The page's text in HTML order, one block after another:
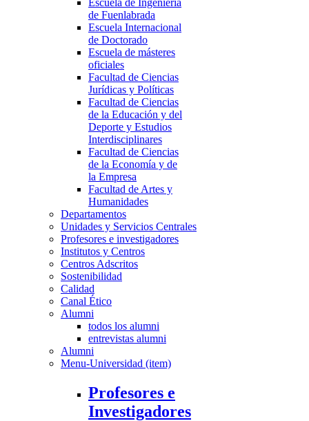
Escuela de Ingeniería
de Fuenlabrada
Escuela Internacional
de Doctorado
Escuela de másteres
oficiales
Facultad de Ciencias
Jurídicas y Políticas
Facultad de Ciencias
de la Educación y del
Deporte y Estudios
Interdisciplinares
Facultad de Ciencias
de la Economía y de
la Empresa
Facultad de Artes y
Humanidades
Departamentos
Unidades y Servicios Centrales
Profesores e investigadores
Institutos y Centros
Centros Adscritos
Sostenibilidad
Calidad
Canal Ético
Alumni
todos los alumni
entrevistas alumni
Alumni
Menu-Universidad (item)
Profesores e
Investigadores